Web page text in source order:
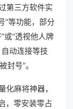
第三方软件实
”等功能，部分
或“透视他人牌
动连接等技
封号”。
化麻将神器，
，零安装零占